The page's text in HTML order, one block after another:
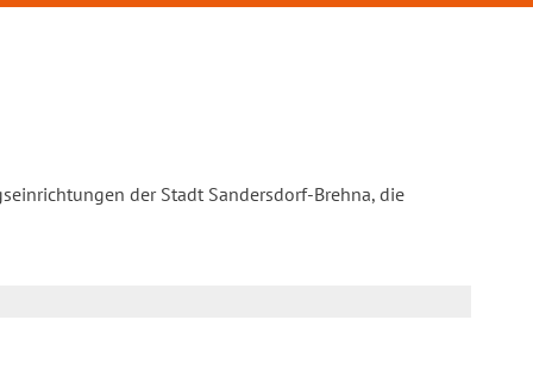
der Stadt Sandersdorf-Brehna, die